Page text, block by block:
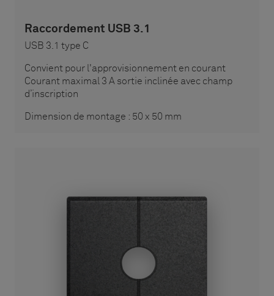
Raccordement USB 3.1
USB 3.1 type C
Convient pour l'approvisionnement en courant
Courant maximal 3 A sortie inclinée avec champ
d’inscription
Dimension de montage : 50 x 50 mm